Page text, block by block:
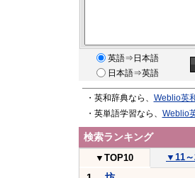
英語⇒日本語
日本語⇒英語
・英和辞典なら、 Weblio英
・英単語学習なら、 Weblio
検索ランキング
▼ TOP10 ▼ 11